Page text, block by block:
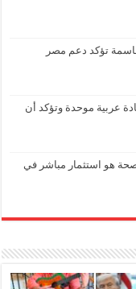
حاسمة تؤكد دعم مصر
عربية موحدة وتؤكد أن
هو استثمار مباشر في